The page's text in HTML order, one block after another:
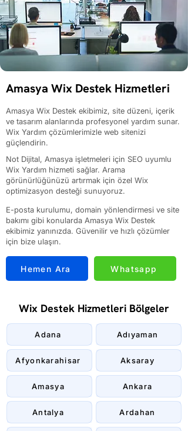
Amasya Wix Destek Hizmetleri
Amasya Wix Destek ekibimiz, site düzeni, içerik
ve tasarım alanlarında profesyonel yardım sunar.
Wix Yardım çözümlerimizle web sitenizi
güçlendirin.
Not Dijital, Amasya işletmeleri için SEO uyumlu
Wix Yardım hizmeti sağlar. Arama
görünürlüğünüzü artırmak için özel Wix
optimizasyon desteği sunuyoruz.
E-posta kurulumu, domain yönlendirmesi ve site
bakımı gibi konularda Amasya Wix Destek
ekibimiz yanınızda. Güvenilir ve hızlı çözümler
için bize ulaşın.
Hemen Ara Whatsapp
Wix Destek Hizmetleri Bölgeler
Adana
Afyonkarahisar
Amasya
Antalya
Adıyaman
Aksaray
Ankara
Ardahan